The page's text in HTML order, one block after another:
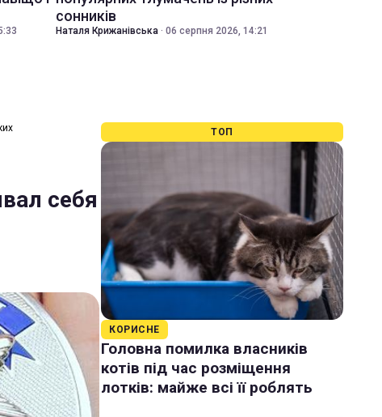
сонників
Наталя Крижанівська · 06 серпня 2026, 14:21
себя
ТОП
КОРИСНЕ
Головна помилка власників
котів під час розміщення
лотків: майже всі її роблять